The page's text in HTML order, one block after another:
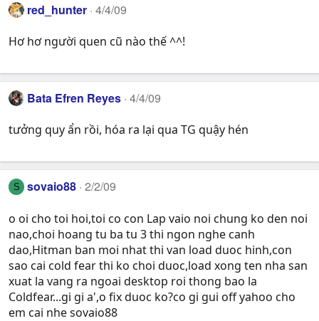
red_hunter 4/4/09
Hơ hơ người quen cũ nào thế ^^!
Bata Efren Reyes 4/4/09
tưởng quy ẩn rồi, hóa ra lại qua TG quậy hén
S sovaio88 2/2/09
o oi cho toi hoi,toi co con Lap vaio noi chung ko den noi
nao,choi hoang tu ba tu 3 thi ngon nghe canh
dao,Hitman ban moi nhat thi van load duoc hinh,con
sao cai cold fear thi ko choi duoc,load xong ten nha san
xuat la vang ra ngoai desktop roi thong bao la
Coldfear...gi gi a',o fix duoc ko?co gi gui off yahoo cho
em cai nhe sovaio88